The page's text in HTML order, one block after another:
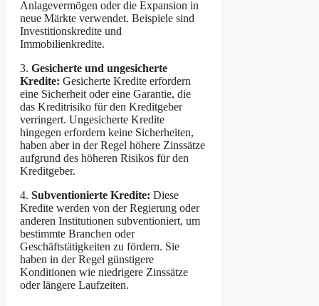
Anlagevermögen oder die Expansion in
neue Märkte verwendet. Beispiele sind
Investitionskredite und
Immobilienkredite.
3. Gesicherte und ungesicherte
Kredite: Gesicherte Kredite erfordern
eine Sicherheit oder eine Garantie, die
das Kreditrisiko für den Kreditgeber
verringert. Ungesicherte Kredite
hingegen erfordern keine Sicherheiten,
haben aber in der Regel höhere Zinssätze
aufgrund des höheren Risikos für den
Kreditgeber.
4. Subventionierte Kredite: Diese
Kredite werden von der Regierung oder
anderen Institutionen subventioniert, um
bestimmte Branchen oder
Geschäftstätigkeiten zu fördern. Sie
haben in der Regel günstigere
Konditionen wie niedrigere Zinssätze
oder längere Laufzeiten.